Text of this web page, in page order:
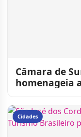
Câmara de
homenageia
Cidades